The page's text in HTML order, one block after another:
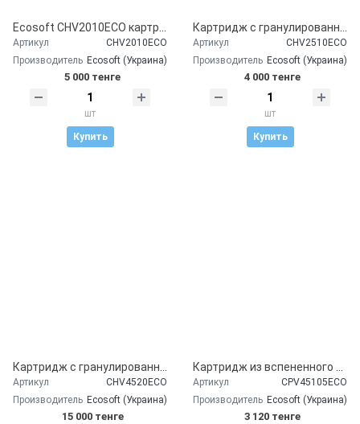
Артикул
CHV2010ECO
Производитель Ecosoft (Украина)
5 000 тенге
шт
Купить
Артикул
CHV2510ECO
Производитель Ecosoft (Украина)
4 000 тенге
шт
Купить
Картридж с гранулированным активированным углем Ecosoft 4,5"х20"
Артикул
CHV4520ECO
Производитель Ecosoft (Украина)
15 000 тенге
Картридж из вспененного полипропилена Ecosoft 4,5"x10" 5 мкм
Артикул
CPV45105ECO
Производитель Ecosoft (Украина)
3 120 тенге